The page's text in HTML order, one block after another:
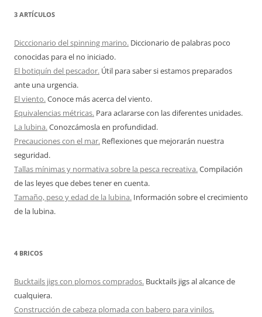
3 ARTÍCULOS
Dicccionario del spinning marino. Diccionario de palabras poco
conocidas para el no iniciado.
El botiquín del pescador. Útil para saber si estamos preparados
ante una urgencia.
El viento.Conoce más acerca del viento.
Equivalencias métricas. Para aclararse con las diferentes unidades.
La lubina.Conozcámosla en profundidad.
Precauciones con el mar. Reflexiones que mejorarán nuestra
seguridad.
Tallas mínimas y normativa sobre la pesca recreativa.Compilación
de las leyes que debes tener en cuenta.
Tamaño, peso y edad de la lubina. Información sobre el crecimiento
de la lubina.
4 BRICOS
Bucktails jigs con plomos comprados. Bucktails jigs al alcance de
cualquiera.
Construcción de cabeza plomada con babero para vinilos.